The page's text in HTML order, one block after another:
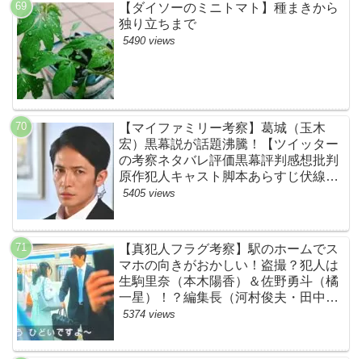
【ダイソーのミニトマト】種まきから
独り立ちまで
5490 views
【マイファミリー考察】葛城（玉木
宏）黒幕説が話題沸騰！【ツイッター
の考察ネタバレ評価黒幕評判感想批判
原作犯人キャスト脚本あらすじ伏線ま
とめ】
5405 views
【真犯人フラグ考察】駅のホームでス
マホの向きがおかしい！盗撮？犯人は
生駒里奈（本木陽香）＆佐野勇斗（橘
一星）！？編集長（河村俊夫・田中哲
司説も？【ネット・ツイッターの考察
5374 views